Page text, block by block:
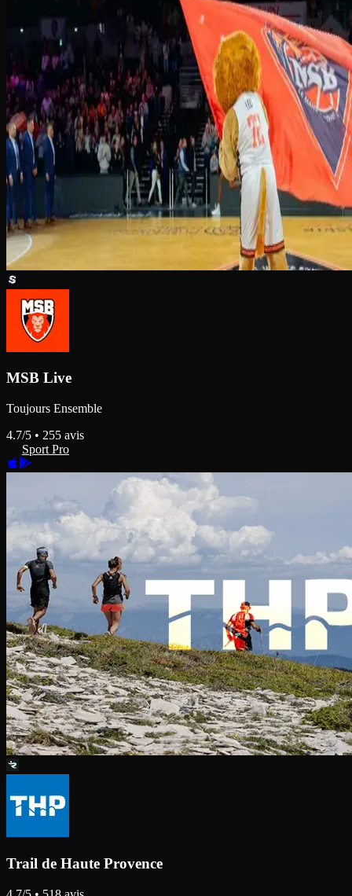
MSB Live
Toujours Ensemble
4.7/5 • 255 avis
Sport Pro
Trail de Haute Provence